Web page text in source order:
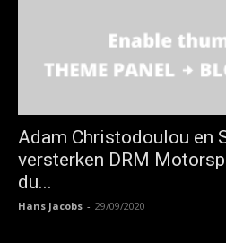
Adam Christodoulou en
versterken DRM
du...
Hans Jacobs - 29/09/2020